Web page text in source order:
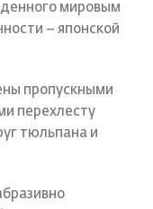
мировым
– японской
пропускными
перехлесту
тюльпана и